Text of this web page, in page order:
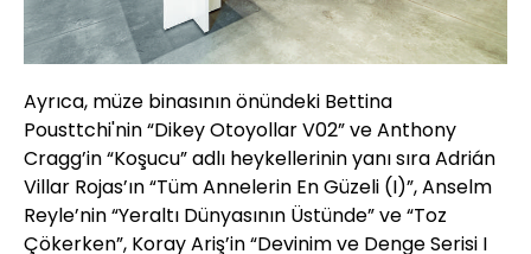
Ayrıca, müze binasının önündeki Bettina
Pousttchi'nin “Dikey Otoyollar V02” ve Anthony
Cragg’in “Koşucu” adlı heykellerinin yanı sıra Adrián
Villar Rojas’ın “Tüm Annelerin En Güzeli (I)”, Anselm
Reyle’nin “Yeraltı Dünyasının Üstünde” ve “Toz
Çökerken”, Koray Ariş’in “Devinim ve Denge Serisi I